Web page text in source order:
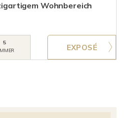
Wohnbereich
5